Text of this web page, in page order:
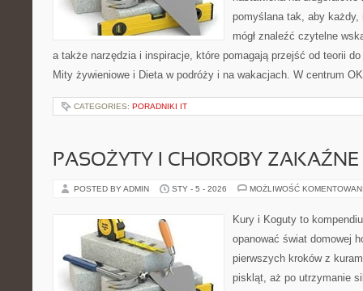
pomyślana tak, aby
mógł znaleźć czytelne
a także narzędzia i inspiracje, które pomagają przejść od teorii
Mity żywieniowe i Dieta w podróży i na wakacjach. W centrum
CATEGORIES: PORADNIKI IT
PASOŻYTY I CHOROBY ZAKAŹNE
POSTED BY ADMIN STY - 5 - 2026 MOŻLIWOŚĆ
Kury i Koguty to
opanować świat domowej
pierwszych kroków z
piskląt, aż po utrzymanie